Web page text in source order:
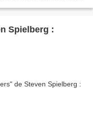
Spielberg :